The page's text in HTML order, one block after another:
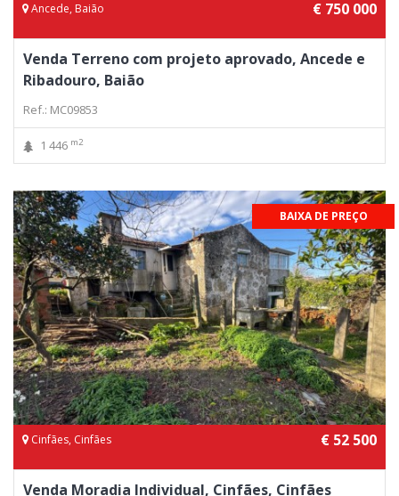
Ancede, Baião € 750 000
Venda Terreno com projeto aprovado, Ancede e
Ribadouro, Baião
Ref.: MC09853
1 446 m2
BAIXA DE PREÇO
Cinfães, Cinfães € 52 500
Venda Moradia Individual, Cinfães, Cinfães